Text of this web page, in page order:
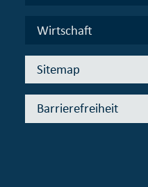
Wirtschaft
Sitemap
Barrierefreiheit